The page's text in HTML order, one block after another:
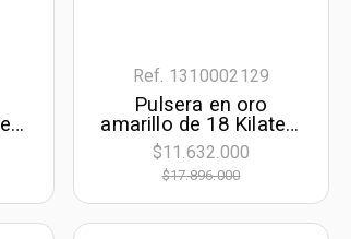
Ref. 1310002129
Pulsera en oro
amarillo de 18 Kilates,
20 cm. de largo, 3
mm. de ancho
$11.632.000
$17.896.000